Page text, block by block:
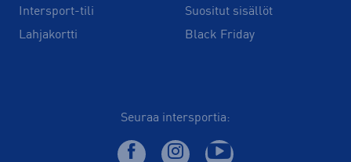
Intersport-tili
Lahjakortti
Suositut sisällöt
Black Friday
Seuraa intersportia: